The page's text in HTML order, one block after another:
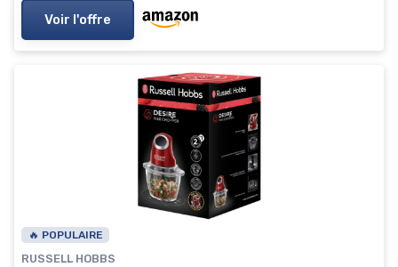
Voir l'offre
🔥 POPULAIRE
RUSSELL HOBBS